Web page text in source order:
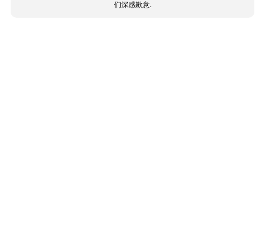
们深感歉意.